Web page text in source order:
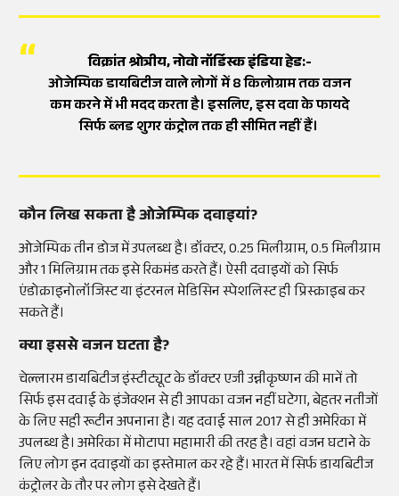
विक्रांत श्रोत्रीय, नोवो नॉर्डिस्क इंडिया हेड:-
ओजेम्पिक डायबिटीज वाले लोगों में 8 किलोग्राम तक वजन
कम करने में भी मदद करता है। इसलिए, इस दवा के फायदे
सिर्फ ब्लड शुगर कंट्रोल तक ही सीमित नहीं हैं।
कौन लिख सकता है ओजेम्पिक दवाइयां?
ओजेम्पिक तीन डोज में उपलब्ध है। डॉक्टर, 0.25 मिलीग्राम, 0.5 मिलीग्राम
और 1 मिलिग्राम तक इसे रिकमंड करते हैं। ऐसी दवाइयों को सिर्फ
एंडोक्राइनोलॉजिस्ट या इंटरनल मेडिसिन स्पेशलिस्ट ही प्रिस्क्राइब कर
सकते हैं।
क्या इससे वजन घटता है?
चेल्लारम डायबिटीज इंस्टीट्यूट के डॉक्टर एजी उन्नीकृष्णन की मानें तो
सिर्फ इस दवाई के इंजेक्शन से ही आपका वजन नहीं घटेगा, बेहतर नतीजों
के लिए सही रूटीन अपनाना है। यह दवाई साल 2017 से ही अमेरिका में
उपलब्ध है। अमेरिका में मोटापा महामारी की तरह है। वहां वजन घटाने के
लिए लोग इन दवाइयों का इस्तेमाल कर रहे हैं। भारत में सिर्फ डायबिटीज
कंट्रोलर के तौर पर लोग इसे देखते हैं।